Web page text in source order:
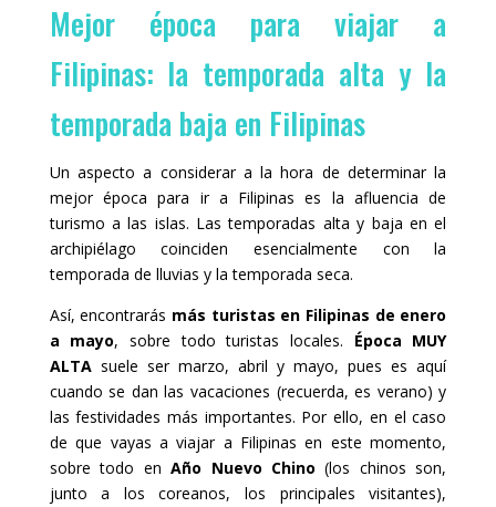
Mejor época para viajar a
Filipinas: la temporada alta y la
temporada baja en Filipinas
Un aspecto a considerar a la hora de determinar la
mejor época para ir a Filipinas es la afluencia de
turismo a las islas. Las temporadas alta y baja en el
archipiélago coinciden esencialmente con la
temporada de lluvias y la temporada seca.
Así, encontrarás más turistas en Filipinas de enero
a mayo, sobre todo turistas locales. Época MUY
ALTAsuele ser marzo, abril y mayo, pues es aquí
cuando se dan las vacaciones (recuerda, es verano) y
las festividades más importantes. Por ello, en el caso
de que vayas a viajar a Filipinas en este momento,
sobre todo enAño Nuevo Chino (los chinos son,
junto a los coreanos, los principales visitantes),